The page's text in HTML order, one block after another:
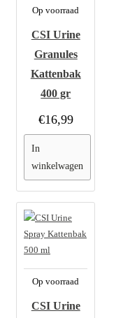
Op voorraad
CSI Urine
Granules
Kattenbak
400 gr
€16,99
In
winkelwagen
Op voorraad
CSI Urine